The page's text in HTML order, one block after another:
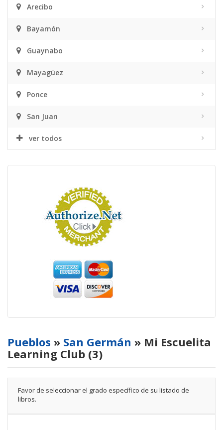
Arecibo
Bayamón
Guaynabo
Mayagüez
Ponce
San Juan
ver todos
Pueblos » San Germán » Mi Escuelita
Learning Club (3)
Favor de seleccionar el grado específico de su listado de
libros.